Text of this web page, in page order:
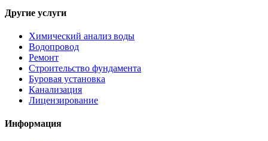
Другие услуги
Химический анализ воды
Водопровод
Ремонт
Строительство фундамента
Буровая установка
Канализация
Лицензирование
Информация